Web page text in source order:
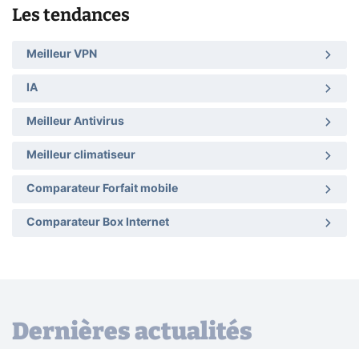
Les tendances
Meilleur VPN
IA
Meilleur Antivirus
Meilleur climatiseur
Comparateur Forfait mobile
Comparateur Box Internet
Dernières actualités